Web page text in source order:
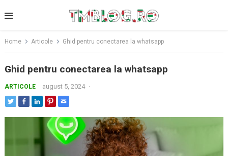
to
Home Articole Ghid pentru conectarea la whatsapp
Ghid pentru conectarea la whatsapp
ARTICOLE august 5, 2024 ·